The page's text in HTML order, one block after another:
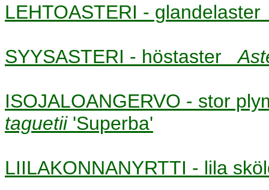
LEHTOASTERI -
SYYSASTERI - höstaster
ISOJALOANGERVO - stor
taguetii 'Superba'
LIILAKONNANYRTTI - lila